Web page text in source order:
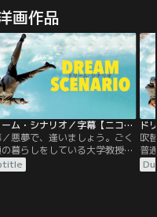
日後、「現地の彼と結婚す
という連絡を受けた二人は急遽
島へ。弁護士になる将来を捨
ったばかりの男と結婚なん
を
長
ト
お
画作品
ドリーム・シナリオ／字幕【ニコラス・ケイジ主演】
悪夢で、逢いましょう。ごく
暮らしをしている大学教授の
。平々凡々とした日常を過ご
たが、ある日、何百万という
吹
普
ポ
し